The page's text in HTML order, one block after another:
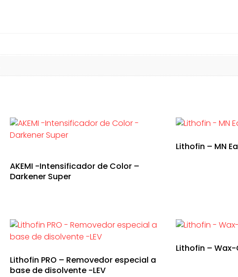
AKEMI -Intensificador de Color –
Darkener Super
Lithofin – MN
Lithofin PRO – Removedor especial a
base de disolvente -LEV
Lithofin – Wax-